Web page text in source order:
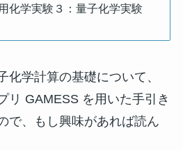
化学実験３：量子化学実験
化学計算の基礎について、
リ GAMESS を用いた手引き
で、もし興味があれば読ん